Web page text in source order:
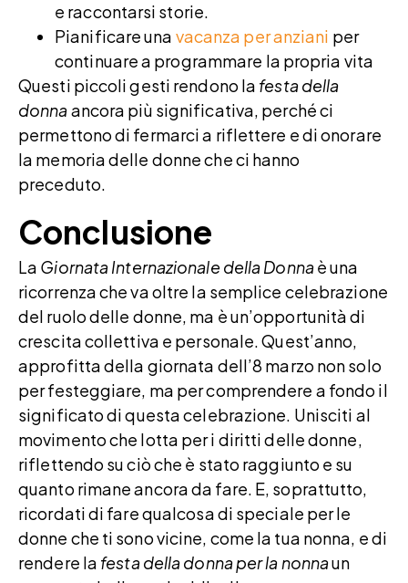
e raccontarsi storie.
Pianificare una vacanza per anziani per
continuare a programmare la propria vita
Questi piccoli gesti rendono la festa della
donnaancora più significativa, perché ci
permettono di fermarci a riflettere e di onorare
la memoria delle donne che ci hanno
preceduto.
Conclusione
La Giornata Internazionale della Donnaè una
ricorrenza che va oltre la semplice celebrazione
del ruolo delle donne, ma è un’opportunità di
crescita collettiva e personale. Quest’anno,
approfitta della giornata dell’8 marzo non solo
per festeggiare, ma per comprendere a fondo il
significato di questa celebrazione. Unisciti al
movimento che lotta per i diritti delle donne,
riflettendo su ciò che è stato raggiunto e su
quanto rimane ancora da fare. E, soprattutto,
ricordati di fare qualcosa di speciale per le
donne che ti sono vicine, come la tua nonna, e di
rendere la festa della donna per la nonnaun